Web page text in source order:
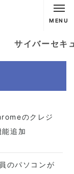
MENU
サイバーセキ
のクレジ
追加
のパソコンが